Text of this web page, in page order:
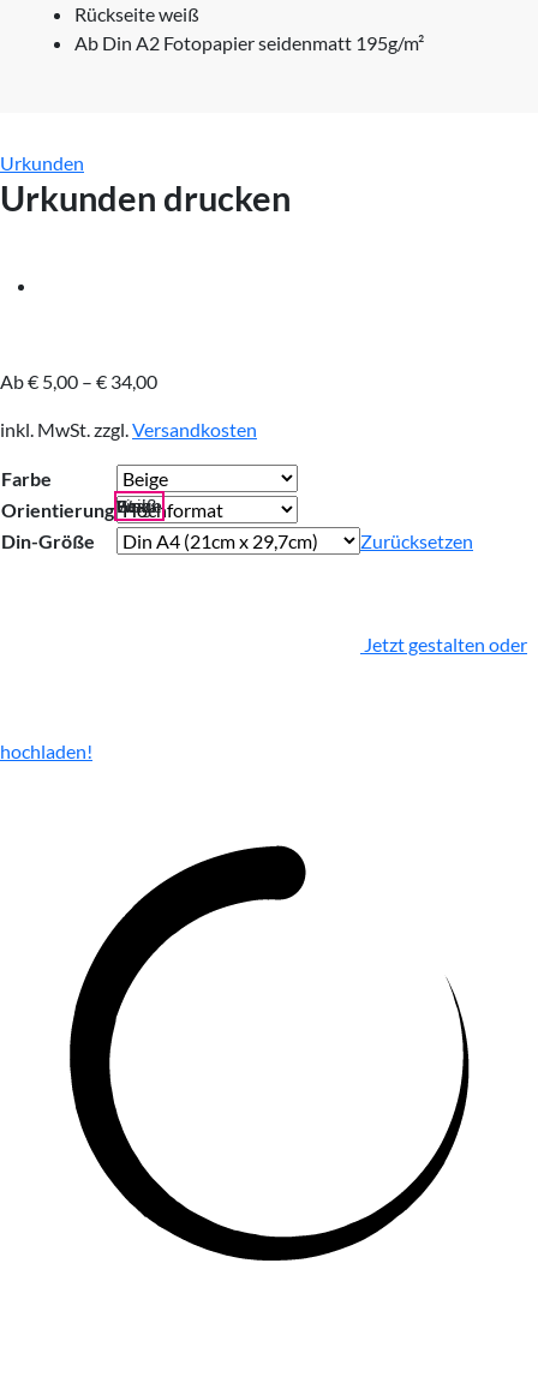
Rückseite weiß
Ab Din A2 Fotopapier seidenmatt 195g/m²
Urkunden
Urkunden drucken
Ab€ 5,00 – € 34,00
inkl. MwSt.zzgl.Versandkosten
Farbe
Weiß
Beige
Grau
Pink
Orientierung
Din-Größe
Zurücksetzen
Jetzt gestalten oder
hochladen!